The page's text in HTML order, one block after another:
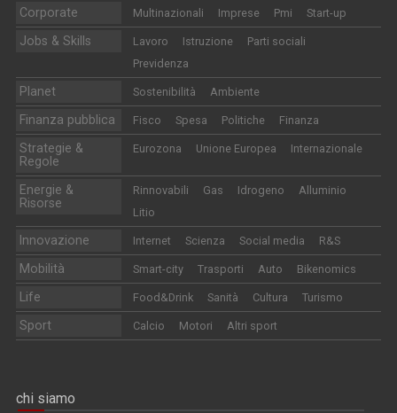
Corporate Multinazionali Imprese Pmi Start-up
Jobs & Skills Lavoro Istruzione
Parti sociali
Previdenza
Planet Sostenibilità Ambiente
Finanza pubblica Fisco Spesa Politiche Finanza
Strategie &
Regole
Eurozona Unione Europea Internazionale
Energie &
Risorse
Rinnovabili Gas Idrogeno
Alluminio
Litio
Innovazione Internet Scienza Social media R&S
Mobilità Smart-city Trasporti Auto Bikenomics
Life Food&Drink Sanità Cultura Turismo
Sport Calcio Motori Altri sport
chi siamo